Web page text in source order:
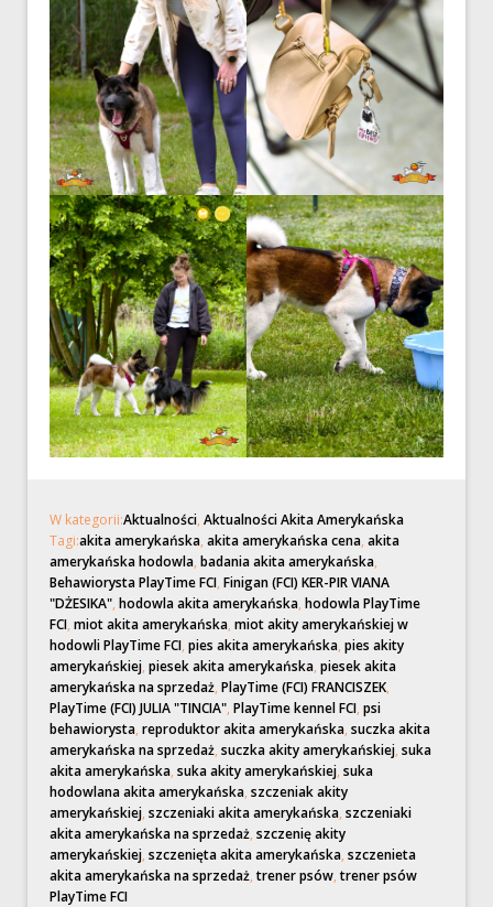
W kategorii:Aktualności,Aktualności Akita Amerykańska
Tagi:akita amerykańska,akita amerykańska cena,akita
amerykańska hodowla,badania akita amerykańska,
Behawiorysta PlayTime FCI,Finigan (FCI) KER-PIR VIANA
"DŻESIKA",hodowla akita amerykańska,hodowla PlayTime
FCI,miot akita amerykańska,miot akity amerykańskiej w
hodowli PlayTime FCI,pies akita amerykańska,pies akity
amerykańskiej,piesek akita amerykańska,piesek akita
amerykańska na sprzedaż,PlayTime (FCI) FRANCISZEK,
PlayTime (FCI) JULIA "TINCIA",PlayTime kennel FCI,psi
behawiorysta,reproduktor akita amerykańska,suczka akita
amerykańska na sprzedaż,suczka akity amerykańskiej,suka
akita amerykańska,suka akity amerykańskiej,suka
hodowlana akita amerykańska,szczeniak akity
amerykańskiej,szczeniaki akita amerykańska,szczeniaki
akita amerykańska na sprzedaż,szczenię akity
amerykańskiej,szczenięta akita amerykańska,szczenieta
akita amerykańska na sprzedaż,trener psów,trener psów
PlayTime FCI